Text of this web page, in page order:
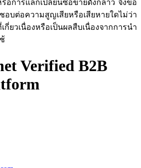
อการแลกเปลียนซื้อขายดังกล่าว จึงขอ
อบต่อความสูญเสียหรือเสียหายใดไม่ว่า
ยวเนื่องหรือเป็นผลสืบเนื่องจากการนำ
Verified B2B